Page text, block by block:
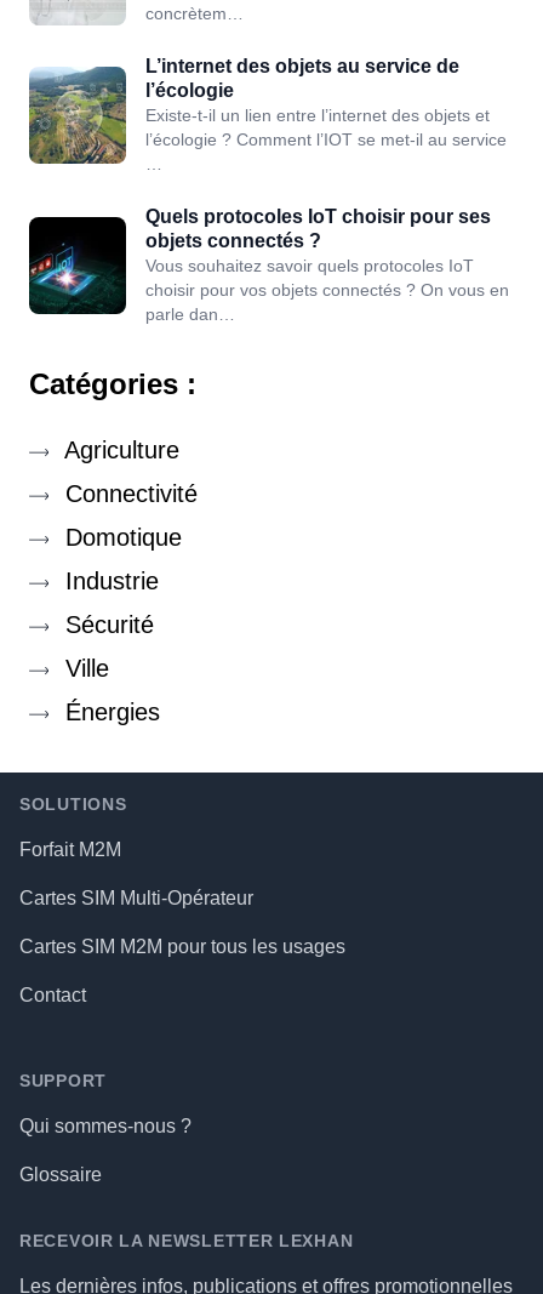
concrètem…
L’internet des objets au service de
l’écologie
Existe-t-il un lien entre l’internet des objets et
l’écologie ? Comment l’IOT se met-il au service
Quels protocoles IoT choisir pour ses
objets connectés ?
Vous souhaitez savoir quels protocoles IoT
choisir pour vos objets connectés ? On vous en
parle dan…
Catégories :
Agriculture
Connectivité
Domotique
Industrie
Sécurité
Ville
Énergies
SOLUTIONS
Forfait M2M
Cartes SIM Multi-Opérateur
Cartes SIM M2M pour tous les usages
Contact
SUPPORT
Qui sommes-nous ?
Glossaire
RECEVOIR LA NEWSLETTER LEXHAN
Les dernières infos, publications et offres promotionnelles